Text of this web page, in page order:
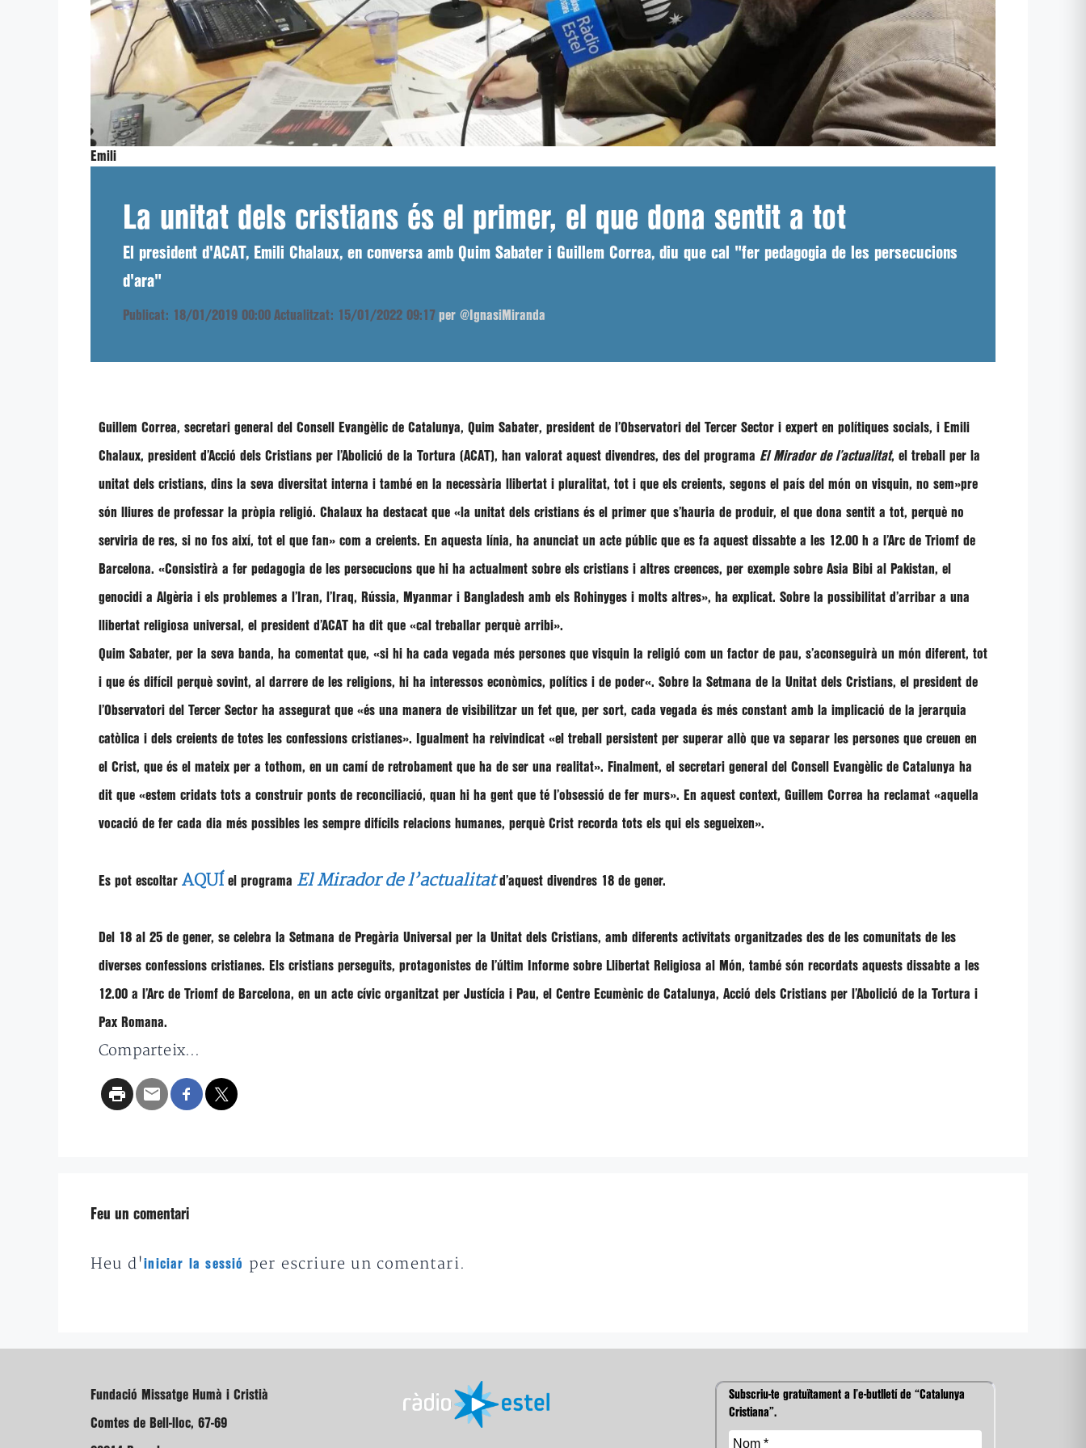
Emili
La unitat dels cristians és el primer, el que dona sentit a tot
El president d'ACAT, Emili Chalaux, en conversa amb Quim Sabater i Guillem Correa, diu que cal "fer pedagogia de les persecucions
d'ara"
Publicat: 18/01/2019 00:00 Actualitzat: 15/01/2022 09:17 per @IgnasiMiranda
Guillem Correa, secretari general del Consell Evangèlic de Catalunya, Quim Sabater, president de l’Observatori del Tercer Sector i expert en polítiques socials, i Emili
Chalaux, president d’Acció dels Cristians per l’Abolició de la Tortura (ACAT), han valorat aquest divendres, des del programa El Mirador de l’actualitat, el treball per la
unitat dels cristians, dins la seva diversitat interna i també en la necessària llibertat i pluralitat, tot i que els creients, segons el país del món on visquin, no sem»pre
són lliures de professar la pròpia religió. Chalaux ha destacat que «la unitat dels cristians és el primer que s’hauria de produir, el que dona sentit a tot, perquè no
serviria de res, si no fos així, tot el que fan» com a creients. En aquesta línia, ha anunciat un acte públic que es fa aquest dissabte a les 12.00 h a l’Arc de Triomf de
Barcelona. «Consistirà a fer pedagogia de les persecucions que hi ha actualment sobre els cristians i altres creences, per exemple sobre Asia Bibi al Pakistan, el
genocidi a Algèria i els problemes a l’Iran, l’Iraq, Rússia, Myanmar i Bangladesh amb els Rohinyges i molts altres», ha explicat. Sobre la possibilitat d’arribar a una
llibertat religiosa universal, el president d’ACAT ha dit que «cal treballar perquè arribi».
Quim Sabater, per la seva banda, ha comentat que, «si hi ha cada vegada més persones que visquin la religió com un factor de pau, s’aconseguirà un món diferent, tot
i que és difícil perquè sovint, al darrere de les religions, hi ha interessos econòmics, polítics i de poder«. Sobre la Setmana de la Unitat dels Cristians, el president de
l’Observatori del Tercer Sector ha assegurat que «és una manera de visibilitzar un fet que, per sort, cada vegada és més constant amb la implicació de la jerarquia
catòlica i dels creients de totes les confessions cristianes». Igualment ha reivindicat «el treball persistent per superar allò que va separar les persones que creuen en
el Crist, que és el mateix per a tothom, en un camí de retrobament que ha de ser una realitat». Finalment, el secretari general del Consell Evangèlic de Catalunya ha
dit que «estem cridats tots a construir ponts de reconciliació, quan hi ha gent que té l’obsessió de fer murs». En aquest context, Guillem Correa ha reclamat «aquella
vocació de fer cada dia més possibles les sempre difícils relacions humanes, perquè Crist recorda tots els qui els segueixen».
Es pot escoltar AQUÍ el programa El Mirador de l’actualitatd’aquest divendres 18 de gener.
Del 18 al 25 de gener, se celebra la Setmana de Pregària Universal per la Unitat dels Cristians, amb diferents activitats organitzades des de les comunitats de les
diverses confessions cristianes. Els cristians perseguits, protagonistes de l’últim Informe sobre Llibertat Religiosa al Món, també són recordats aquests dissabte a les
12.00 a l’Arc de Triomf de Barcelona, en un acte cívic organitzat per Justícia i Pau, el Centre Ecumènic de Catalunya, Acció dels Cristians per l’Abolició de la Tortura i
Pax Romana.
Comparteix...
Feu un comentari
Heu d'iniciar la sessió per escriure un comentari.
Fundació Missatge Humà i Cristià
Comtes de Bell-lloc, 67-69
Subscriu-te gratuïtament a l’e-butlletí de “Catalunya
Cristiana”.